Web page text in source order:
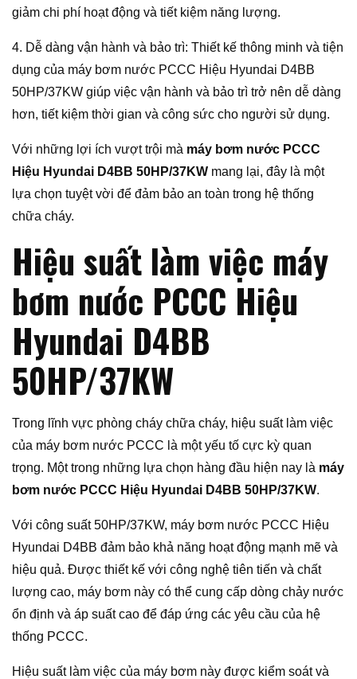
giảm chi phí hoạt động và tiết kiệm năng lượng.
4. Dễ dàng vận hành và bảo trì: Thiết kế thông minh và tiện
dụng của máy bơm nước PCCC Hiệu Hyundai D4BB
50HP/37KW giúp việc vận hành và bảo trì trở nên dễ dàng
hơn, tiết kiệm thời gian và công sức cho người sử dụng.
Với những lợi ích vượt trội mà máy bơm nước PCCC
Hiệu Hyundai D4BB 50HP/37KW mang lại, đây là một
lựa chọn tuyệt vời để đảm bảo an toàn trong hệ thống
chữa cháy.
Hiệu suất làm việc máy
bơm nước PCCC Hiệu
Hyundai D4BB
50HP/37KW
Trong lĩnh vực phòng cháy chữa cháy, hiệu suất làm việc
của máy bơm nước PCCC là một yếu tố cực kỳ quan
trọng. Một trong những lựa chọn hàng đầu hiện nay là máy
bơm nước PCCC Hiệu Hyundai D4BB 50HP/37KW.
Với công suất 50HP/37KW, máy bơm nước PCCC Hiệu
Hyundai D4BB đảm bảo khả năng hoạt động mạnh mẽ và
hiệu quả. Được thiết kế với công nghệ tiên tiến và chất
lượng cao, máy bơm này có thể cung cấp dòng chảy nước
ổn định và áp suất cao để đáp ứng các yêu cầu của hệ
thống PCCC.
Hiệu suất làm việc của máy bơm này được kiểm soát và